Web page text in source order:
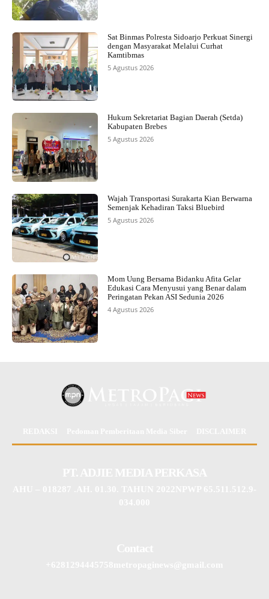
Sat Binmas Polresta Sidoarjo Perkuat Sinergi
dengan Masyarakat Melalui Curhat
Kamtibmas
5 Agustus 2026
Hukum Sekretariat Bagian Daerah (Setda)
Kabupaten Brebes
5 Agustus 2026
Wajah Transportasi Surakarta Kian Berwarna
Semenjak Kehadiran Taksi Bluebird
5 Agustus 2026
Mom Uung Bersama Bidanku Afita Gelar
Edukasi Cara Menyusui yang Benar dalam
Peringatan Pekan ASI Sedunia 2026
4 Agustus 2026